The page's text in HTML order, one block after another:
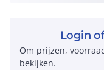
Login
Om prijzen,
bekijken.